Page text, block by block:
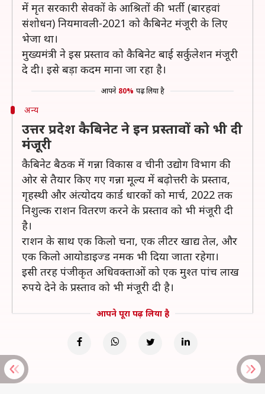
में मृत सरकारी सेवकों के आश्रितों की भर्ती (बारहवां
संशोधन) नियमावली-2021 को कैबिनेट मंजूरी के लिए
भेजा था।
मुख्यमंत्री ने इस प्रस्ताव को कैबिनेट बाई सर्कुलेशन मंजूरी
दे दी। इसे बड़ा कदम माना जा रहा है।
आपने 80% पढ़ लिया है
अन्य
उत्तर प्रदेश कैबिनेट ने इन प्रस्तावों को भी दी
मंजूरी
कैबिनेट बैठक में गन्ना विकास व चीनी उद्योग विभाग की
ओर से तैयार किए गए गन्ना मूल्य में बढ़ोत्तरी के प्रस्ताव,
गृहस्थी और अंत्योदय कार्ड धारकों को मार्च, 2022 तक
निशुल्क राशन वितरण करने के प्रस्ताव को भी मंजूरी दी
है। ​
राशन के साथ एक किलो चना, एक लीटर खाद्य तेल, और
एक किलो आयोडाइज्ड नमक भी दिया जाता रहेगा।
इसी तरह पंजीकृत अधिवक्ताओं को एक मुश्त पांच लाख
रुपये देने के प्रस्ताव को भी मंजूरी दी है।
आपने पूरा पढ़ लिया है